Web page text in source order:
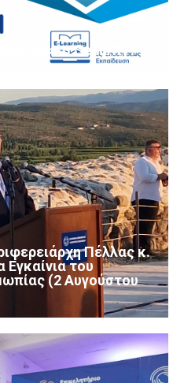
άδεια Security?
Πέλλας κ.
Εγκαίνια του
(2 Αυγούστου